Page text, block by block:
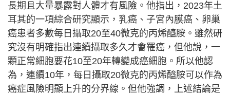
長期且大量暴露對人體才有風險。他指出，2023年土
耳其的一項綜合研究顯示，乳癌、子宮內膜癌、卵巢
癌患者多數每日攝取20至40微克的丙烯醯胺。雖然研
究沒有明確指出連續攝取多久才會罹癌，但他說，一
顆正常細胞要花10至20年轉變成癌細胞。所以他認
為，連續10年，每日攝取20微克的丙烯醯胺可以作為
癌症風險明顯上升的分界線。但他強調，上述結論是